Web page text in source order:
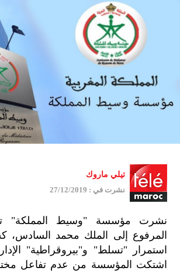
تيلي ماروك
نشرت في : 27/12/2019
نشرت مؤسسة "وسيط المملكة"
المرفوع إلى الملك محمد السادس،
استمرار "تسلط" و"بيروقراطية"
اشتكت المؤسسة من عدم تفاعل